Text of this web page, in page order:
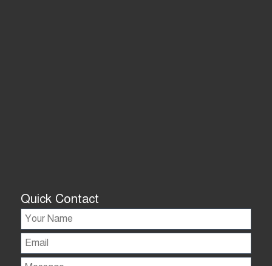
Quick Contact